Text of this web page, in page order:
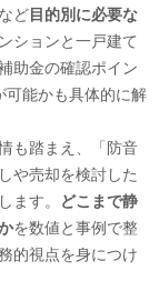
ど目的別に必要な
ションと一戸建て
助金の確認ポイン
可能かも具体的に解
も踏まえ、「防音
や売却を検討した
ます。 どこまで静
を数値と事例で整
的視点を身につけ